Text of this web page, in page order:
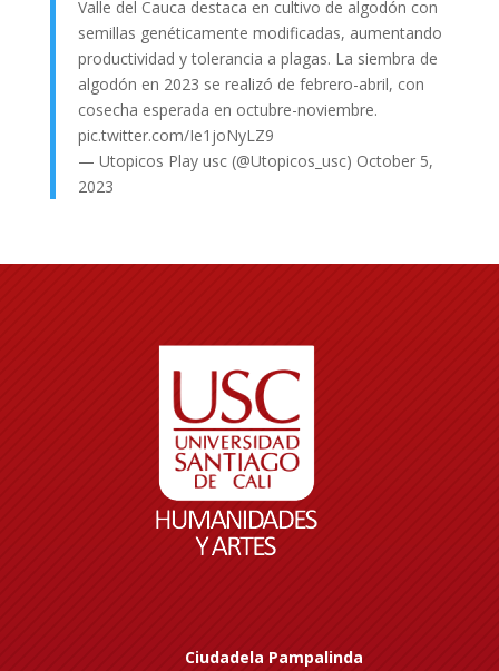
Valle del Cauca destaca en cultivo de algodón con
semillas genéticamente modificadas, aumentando
productividad y tolerancia a plagas. La siembra de
algodón en 2023 se realizó de febrero-abril, con
cosecha esperada en octubre-noviembre.
pic.twitter.com/Ie1joNyLZ9
— Utopicos Play usc (@Utopicos_usc) October 5,
2023
Ciudadela Pampalinda